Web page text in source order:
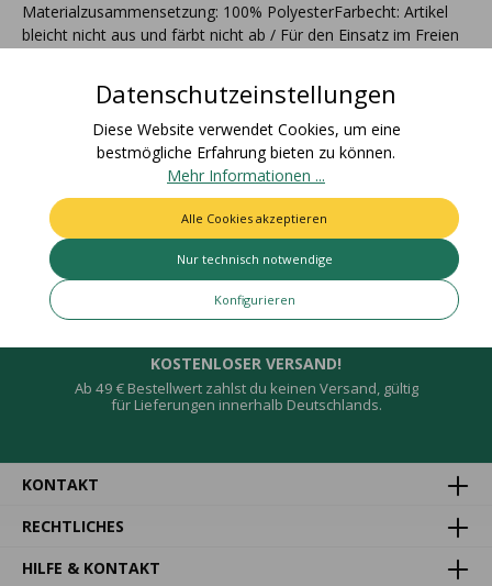
Materialzusammensetzung: 100% PolyesterFarbecht: Artikel
bleicht nicht aus und färbt nicht ab / Für den Einsatz im Freien
Bewertungen
Deine Vorteile
KOSTENLOSER VERSAND!
Ab 49 € Bestellwert zahlst du keinen Versand, gültig
für Lieferungen innerhalb Deutschlands.
KONTAKT
RECHTLICHES
HILFE & KONTAKT
Datenschutzeinstellungen
Diese Website verwendet Cookies, um eine
bestmögliche Erfahrung bieten zu können.
Mehr Informationen ...
Nur technisch notwendige
Konfigurieren
Alle Cookies akzeptieren